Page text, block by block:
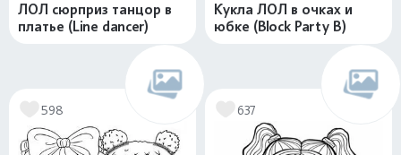
ЛОЛ сюрприз танцор в
платье (Line dancer)
Кукла ЛОЛ в очках и
юбке (Block Party B)
598 637